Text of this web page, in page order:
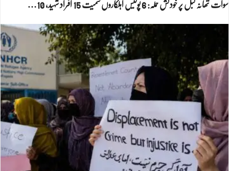
سوات تھانہ کبل پر خودکش حملہ: 6 پولیس اہلکاروں سمیت 15 افراد شہید، 10…